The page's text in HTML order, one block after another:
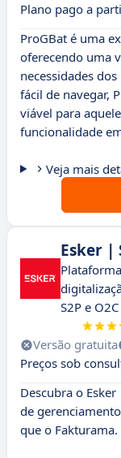
Plano pago a
ProGBat é uma
oferecendo uma
necessidades
fácil de navegar,
viável para
funcionalidade
Veja mais
Esker |
S2P e O2C
Versão gratuita
Preços sob
Descubra o
de
que o Fakturama.